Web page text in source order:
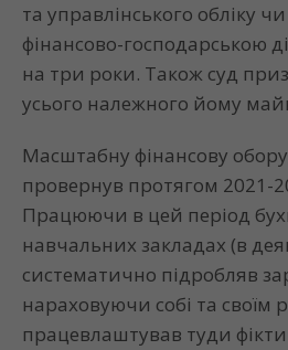
та управлінського обліку
фінансово-господарською
на три роки. Також суд
усього належного йому
Масштабну фінансову
провернув протягом 2021-
Працюючи в цей період
навчальних закладах (в
систематично підробляв
нараховуючи собі та своїм
працевлаштував туди